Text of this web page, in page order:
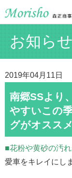
お知らせ
2019年04月11日
南郷SSより
やすいこの
グがオスス
■花粉や黄砂の汚
愛車をキレイにし